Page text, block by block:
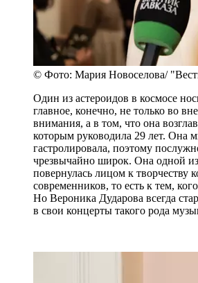
© Фото: Мария Новоселова/
Один из астероидов в космосе
главное, конечно, не только во
внимания, а в том, что она
которым руководила 29 лет. Она
гастролировала, поэтому
чрезвычайно широк. Она одной
повернулась лицом к творчеству
современников, то есть к тем,
Но Вероника Дударова всегда
в свои концерты такого рода